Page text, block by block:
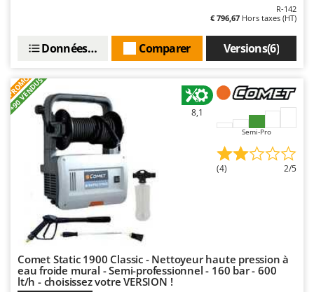
Palazzetti
Partisani
Paterlini
Philips
Pramac
Prismafood
R.G.V.
Rato
Reber
Redback
R-142
€ 796,67 Hors taxes (HT)
Versions(6)
Comparer
Données techniques
PROMO
+90 VENDUS 8,1
Semi-Pro
(4) 2/5
Comet Static 1900 Classic - Nettoyeur haute pression à
eau froide mural - Semi-professionnel - 160 bar - 600
lt/h - choisissez votre VERSION !